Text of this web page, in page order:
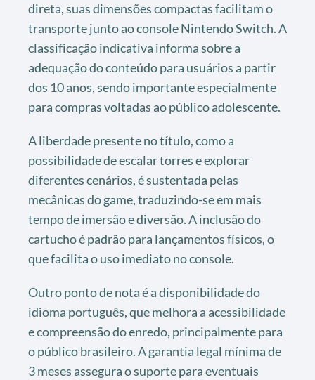
direta, suas dimensões compactas facilitam o
transporte junto ao console Nintendo Switch. A
classificação indicativa informa sobre a
adequação do conteúdo para usuários a partir
dos 10 anos, sendo importante especialmente
para compras voltadas ao público adolescente.
A liberdade presente no título, como a
possibilidade de escalar torres e explorar
diferentes cenários, é sustentada pelas
mecânicas do game, traduzindo-se em mais
tempo de imersão e diversão. A inclusão do
cartucho é padrão para lançamentos físicos, o
que facilita o uso imediato no console.
Outro ponto de nota é a disponibilidade do
idioma português, que melhora a acessibilidade
e compreensão do enredo, principalmente para
o público brasileiro. A garantia legal mínima de
3 meses assegura o suporte para eventuais